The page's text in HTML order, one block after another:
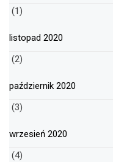
(1)
listopad 2020
(2)
październik 2020
(3)
wrzesień 2020
(4)